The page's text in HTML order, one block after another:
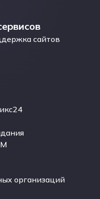
сайтов
сайтов
организаций
организаций